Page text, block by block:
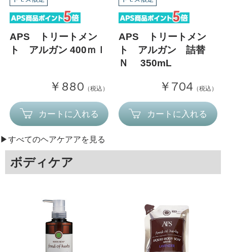
APS トリートメン
ト アルガン 400ｍｌ
￥880 （税込）
カートに入れる
APS トリートメン
ト アルガン 詰替
Ｎ 350mL
￥704 （税込）
カートに入れる
▶︎すべてのヘアケアアを見る
ボディケア